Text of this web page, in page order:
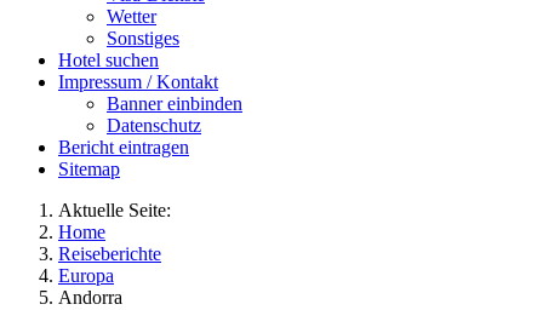
Wetter
Sonstiges
Hotel suchen
Impressum / Kontakt
Banner einbinden
Datenschutz
Bericht eintragen
Sitemap
Aktuelle Seite:
Home
Reiseberichte
Europa
Andorra